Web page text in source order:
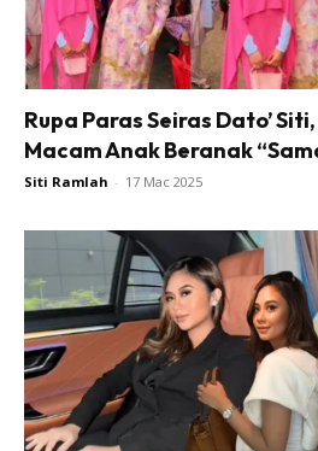
Rupa Paras Seiras Dato’
Macam Anak Beranak
Siti Ramlah - 17 Mac 2025